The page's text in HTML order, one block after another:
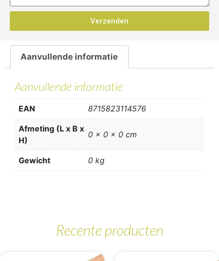
Verzenden
Aanvullende informatie
Aanvullende informatie
EAN 8715823114576
Afmeting (L x B x
H)
0 x 0 x 0 cm
Gewicht 0 kg
Recente producten